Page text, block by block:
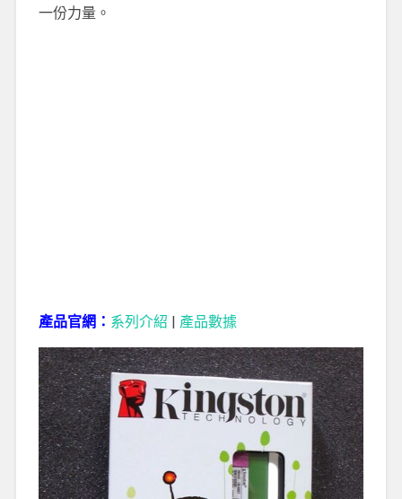
一份力量。
產品官網： 系列介紹 | 產品數據